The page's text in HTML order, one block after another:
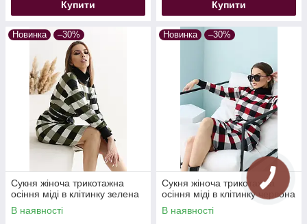
Купити Купити
Новинка –30%
Сукня жіноча трикотажна
осіння міді в клітинку зелена
В наявності
Новинка –30%
Сукня жіноча трикотажна
осіння міді в клітинку червона
В наявності